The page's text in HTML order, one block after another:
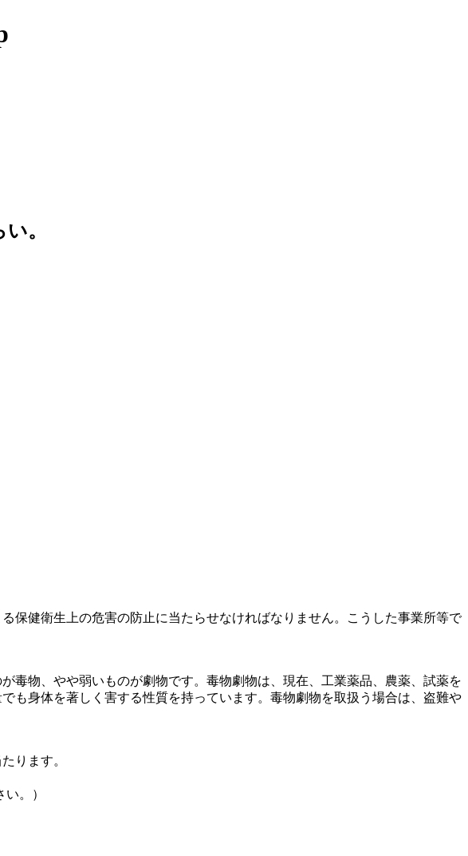
。
保健衛生上の危害の防止に当たらせなければなりません。こうした事業所等で
毒物、やや弱いものが劇物です。毒物劇物は、現在、工業薬品、農薬、試薬を
も身体を著しく害する性質を持っています。毒物劇物を取扱う場合は、盗難や
ります。
。）